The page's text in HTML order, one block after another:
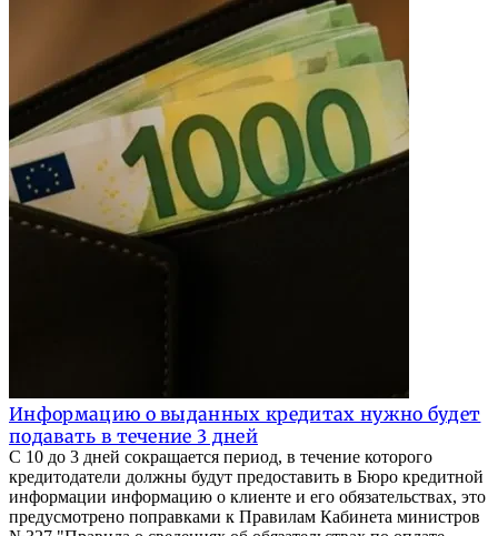
Информацию о выданных кредитах нужно будет
подавать в течение 3 дней
С 10 до 3 дней сокращается период, в течение которого
кредитодатели должны будут предоставить в Бюро кредитной
информации информацию о клиенте и его обязательствах, это
предусмотрено поправками к Правилам Кабинета министров